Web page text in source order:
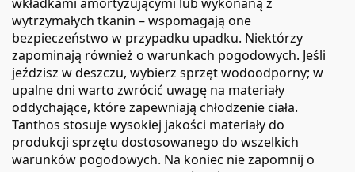
wytrzymałych tkanin – wspomagają one
bezpieczeństwo w przypadku upadku. Niektórzy
zapominają również o warunkach pogodowych. Jeśli
jeździsz w deszczu, wybierz sprzęt wodoodporny; w
upalne dni warto zwrócić uwagę na materiały
oddychające, które zapewniają chłodzenie ciała.
Tanthos stosuje wysokiej jakości materiały do
produkcji sprzętu dostosowanego do wszelkich
warunków pogodowych. Na koniec nie zapomnij o